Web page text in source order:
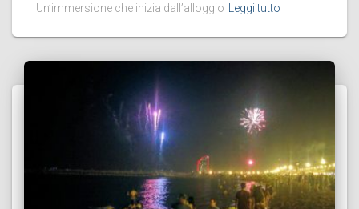
Un’immersione che inizia dall’alloggio
Leggi tutto